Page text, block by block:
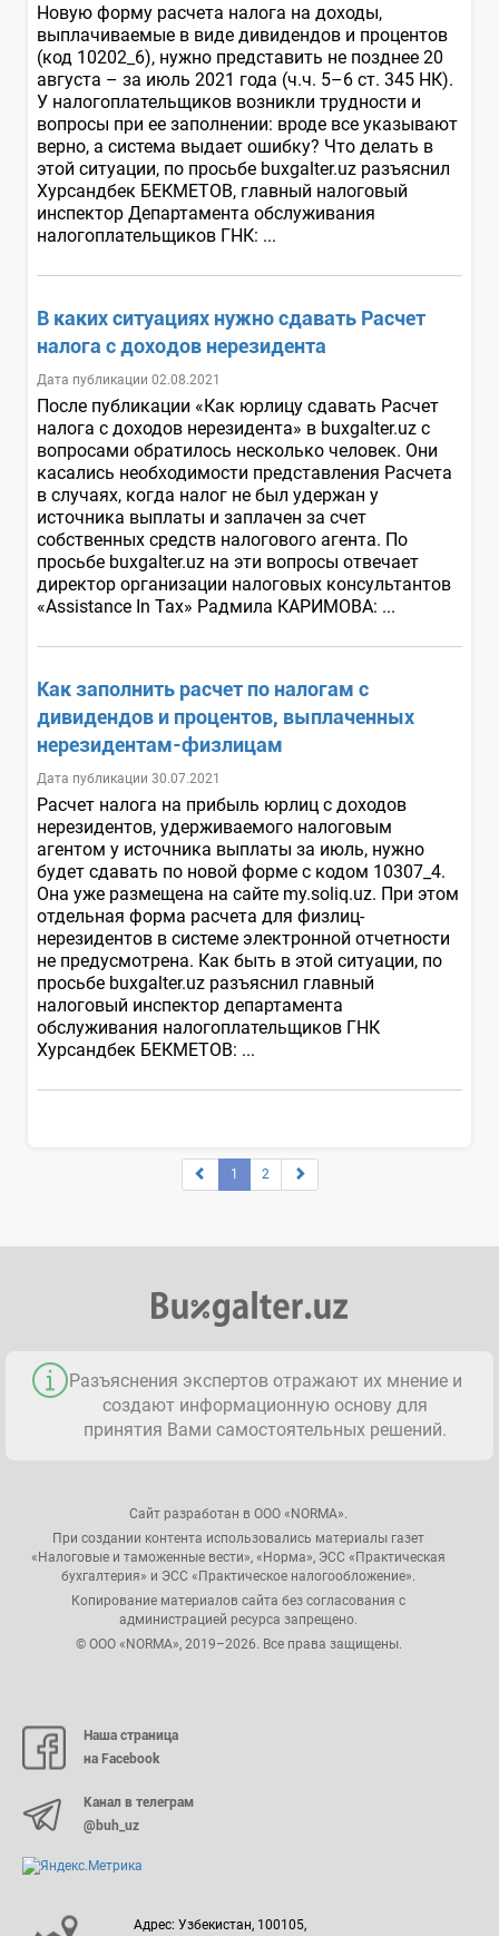
Новую форму расчета налога на доходы,
выплачиваемые в виде дивидендов и процентов
(код 10202_6), нужно представить не позднее 20
августа – за июль 2021 года (ч.ч. 5–6 ст. 345 НК).
У налогоплательщиков возникли трудности и
вопросы при ее заполнении: вроде все указывают
верно, а система выдает ошибку? Что делать в
этой ситуации, по просьбе buxgalter.uz разъяснил
Хурсандбек БЕКМЕТОВ, главный налоговый
инспектор Департамента обслуживания
налогоплательщиков ГНК: ...
В каких ситуациях нужно сдавать Расчет
налога с доходов нерезидента
Дата публикации 02.08.2021
После публикации «Как юрлицу сдавать Расчет
налога с доходов нерезидента» в buxgalter.uz с
вопросами обратилось несколько человек. Они
касались необходимости представления Расчета
в случаях, когда налог не был удержан у
источника выплаты и заплачен за счет
собственных средств налогового агента. По
просьбе buxgalter.uz на эти вопросы отвечает
директор организации налоговых консультантов
«Assistance In Tax» Радмила КАРИМОВА: ...
Как заполнить расчет по налогам с
дивидендов и процентов, выплаченных
нерезидентам-физлицам
Дата публикации 30.07.2021
Расчет налога на прибыль юрлиц с доходов
нерезидентов, удерживаемого налоговым
агентом у источника выплаты за июль, нужно
будет сдавать по новой форме с кодом 10307_4.
Она уже размещена на сайте my.soliq.uz. При этом
отдельная форма расчета для физлиц-
нерезидентов в системе электронной отчетности
не предусмотрена. Как быть в этой ситуации, по
просьбе buxgalter.uz разъяснил главный
налоговый инспектор департамента
обслуживания налогоплательщиков ГНК
Хурсандбек БЕКМЕТОВ: ...
1 2
Разъяснения экспертов отражают их мнение и
создают информационную основу для
принятия Вами самостоятельных решений.
Сайт разработан в ООО «NORMA».
При создании контента использовались материалы газет
«Налоговые и таможенные вести», «Норма», ЭСС «Практическая
бухгалтерия» и ЭСС «Практическое налогообложение».
Копирование материалов сайта без согласования с
администрацией ресурса запрещено.
© ООО «NORMA», 2019–2026. Все права защищены.
Наша страница
на Facebook
Канал в телеграм
@buh_uz
Адрес: Узбекистан, 100105,